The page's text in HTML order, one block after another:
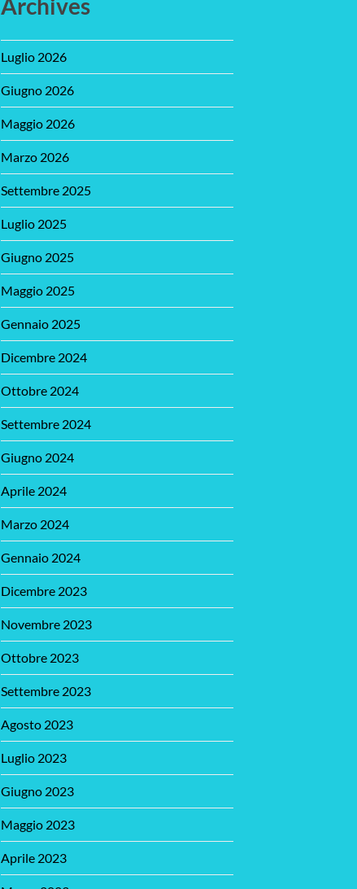
Luglio 2026
Giugno 2026
Maggio 2026
Marzo 2026
Settembre 2025
Luglio 2025
Giugno 2025
Maggio 2025
Gennaio 2025
Dicembre 2024
Ottobre 2024
Settembre 2024
Giugno 2024
Aprile 2024
Marzo 2024
Gennaio 2024
Dicembre 2023
Novembre 2023
Ottobre 2023
Settembre 2023
Agosto 2023
Luglio 2023
Giugno 2023
Maggio 2023
Aprile 2023